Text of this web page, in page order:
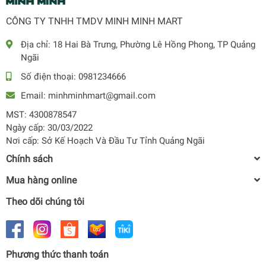
• Dung tích: 8 bộ Châu Âu, 2 tầng giá rửa bát (Có thể để
được 10 bộ)
• Điều khiển phím bấm điện tử với màn hình Led
• Cảm biến tự động nhận biết nước bẩn, tính năng làm mềm
nước Soft Water
• Công nghệ sấy nóng PTC, Fresh Air
8 CHƯƠNG TRÌNH RỬA
• Chế độ rửa chuyên sâu Intensive
• Chế độ rửa tiết kiệm
• Chế độ rửa Glass kính thuỷ tinh
• Chế độ ngâm Soak
• Chế độ tự làm sạch Self Cleaning
CÔNG TY TNHH TMDV MINH MINH MART
Địa chỉ: 18 Hai Bà Trưng, Phường Lê Hồng Phong, TP Quảng
Ngãi
Số điện thoại: 0981234666
Email: minhminhmart@gmail.com
MST: 4300878547
Ngày cấp: 30/03/2022
Nơi cấp: Sở Kế Hoạch Và Đầu Tư Tỉnh Quảng Ngãi
Chính sách
Mua hàng online
Theo dõi chúng tôi
Phương thức thanh toán